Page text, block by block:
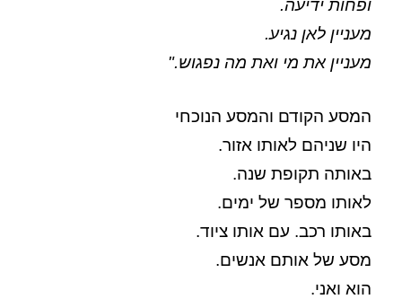
ופחות ידיעה.
מעניין לאן נגיע.
מעניין את מי ואת מה נפגוש."
המסע הקודם והמסע הנוכחי
היו שניהם לאותו אזור.
באותה תקופת שנה.
לאותו מספר של ימים.
באותו רכב. עם אותו ציוד.
מסע של אותם אנשים.
הוא ואני.